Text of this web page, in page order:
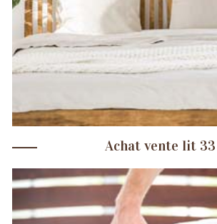
Achat vente lit 33